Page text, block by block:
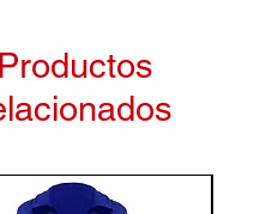
Productos